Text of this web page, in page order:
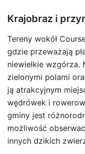
Krajobraz i
Tereny wokół
gdzie przeważają
niewielkie wzgórza.
zielonymi polami
ją atrakcyjnym
wędrówek i
gminy jest
możliwość
innych dzikich